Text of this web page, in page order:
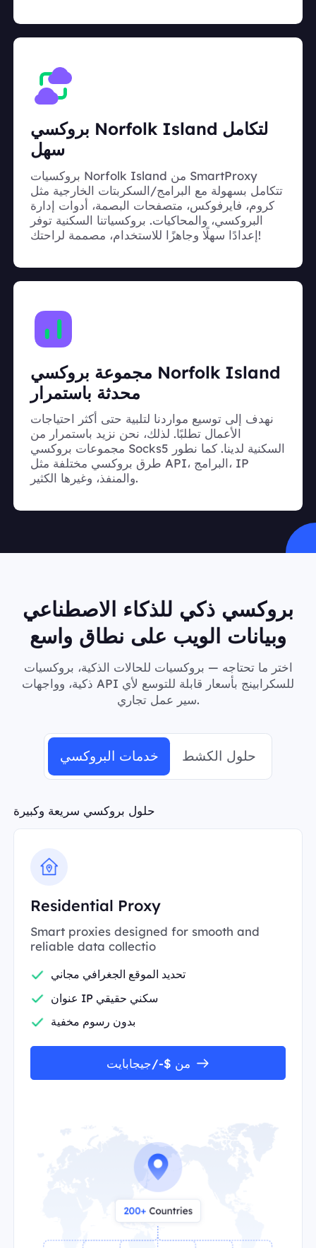
بروكسي Norfolk Island لتكامل
سهل
بروكسيات Norfolk Island من SmartProxy
تتكامل بسهولة مع البرامج/السكربتات الخارجية مثل
كروم، فايرفوكس، متصفحات البصمة، أدوات إدارة
البروكسي، والمحاكيات. بروكسياتنا السكنية توفر
إعدادًا سهلًا وجاهزًا للاستخدام، مصممة لراحتك!
مجموعة بروكسي Norfolk Island
محدثة باستمرار
نهدف إلى توسيع مواردنا لتلبية حتى أكثر احتياجات
الأعمال تطلبًا. لذلك، نحن نزيد باستمرار من
مجموعات بروكسي Socks5 السكنية لدينا. كما نطور
طرق بروكسي مختلفة مثل API، البرامج، IP
والمنفذ، وغيرها الكثير.
بروكسي ذكي للذكاء الاصطناعي
وبيانات الويب على نطاق واسع
اختر ما تحتاجه — بروكسيات للحالات الذكية، بروكسيات
ذكية، وواجهات API للسكرابينج بأسعار قابلة للتوسع لأي
سير عمل تجاري.
خدمات البروكسي حلول الكشط
حلول بروكسي سريعة وكبيرة
Residential Proxy
Smart proxies designed for smooth and
reliable data collectio
تحديد الموقع الجغرافي مجاني
عنوان IP سكني حقيقي
بدون رسوم مخفية
من $-/جيجابايت